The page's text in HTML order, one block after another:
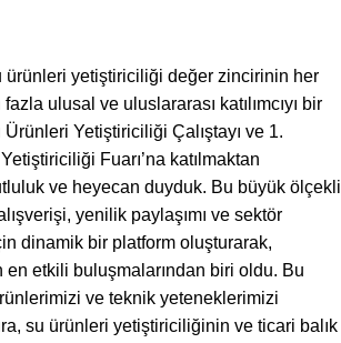
ürünleri yetiştiriciliği değer zincirinin her
ulusal ve uluslararası katılımcıyı bir
Yetiştiriciliği Çalıştayı ve 1.
Fuarı’na katılmaktan
ve heyecan duyduk. Bu büyük ölçekli
yenilik paylaşımı ve sektör
dinamik bir platform oluşturarak,
en etkili buluşmalarından biri oldu. Bu
ve teknik yeteneklerimizi
su ürünleri yetiştiriciliğinin ve ticari balık